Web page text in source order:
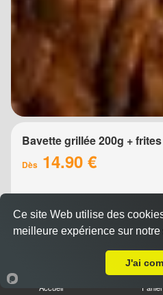
Bavette grillée 200g + frites
Dès 14.90 €
Accueil Panier
Ce site Web utilise des
meilleure expérience sur notre
J'ai